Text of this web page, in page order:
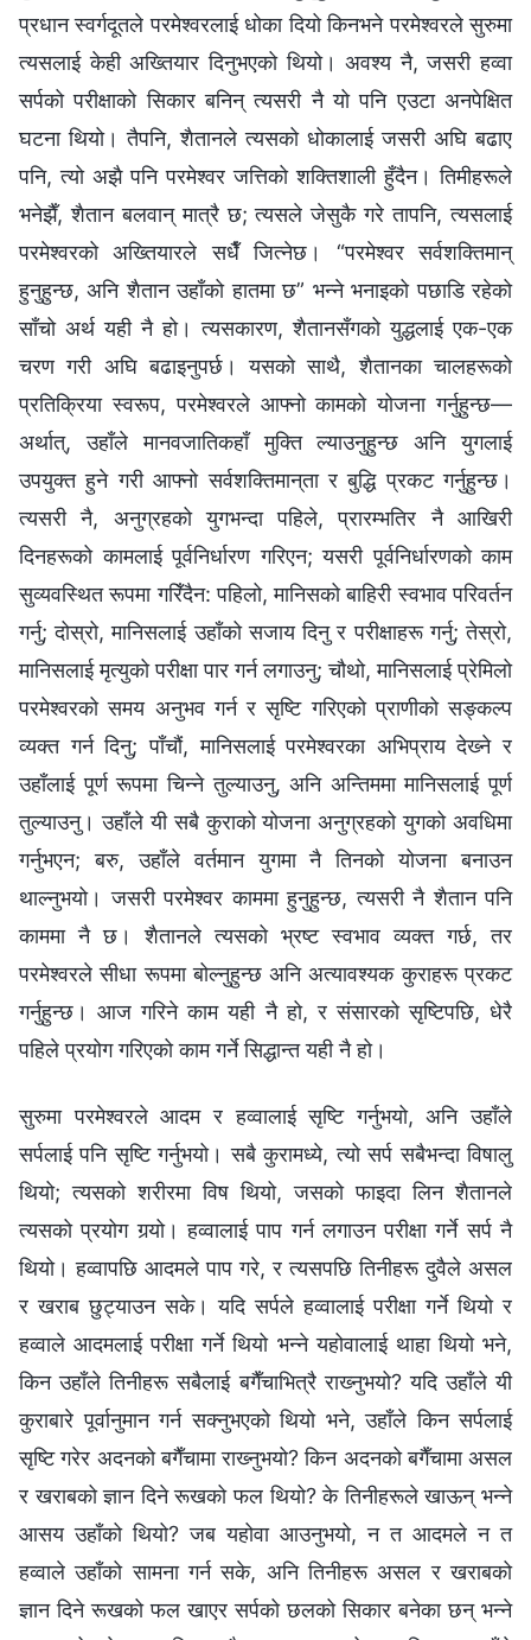
प्रधान स्‍वर्गदूतले परमेश्‍वरलाई धोका दियो किनभने परमेश्‍वरले सुरुमा
त्यसलाई केही अख्तियार दिनुभएको थियो। अवश्य नै, जसरी हव्‍वा
सर्पको परीक्षाको सिकार बनिन् त्यसरी नै यो पनि एउटा अनपेक्षित
घटना थियो। तैपनि, शैतानले त्यसको धोकालाई जसरी अघि बढाए
पनि, त्यो अझै पनि परमेश्‍वर जत्तिको शक्तिशाली हुँदैन। तिमीहरूले
भनेझैँ, शैतान बलवान् मात्रै छ; त्यसले जेसुकै गरे तापनि, त्यसलाई
परमेश्‍वरको अख्तियारले सधैँ जित्‍नेछ। “परमेश्‍वर सर्वशक्तिमान्
हुनुहुन्छ, अनि शैतान उहाँको हातमा छ” भन्‍ने भनाइको पछाडि रहेको
साँचो अर्थ यही नै हो। त्यसकारण, शैतानसँगको युद्धलाई एक-एक
चरण गरी अघि बढाइनुपर्छ। यसको साथै, शैतानका चालहरूको
प्रतिक्रिया स्वरूप, परमेश्‍वरले आफ्‍नो कामको योजना गर्नुहुन्छ—
अर्थात्, उहाँले मानवजातिकहाँ मुक्ति ल्याउनुहुन्छ अनि युगलाई
उपयुक्त हुने गरी आफ्नो सर्वशक्तिमान्‌ता र बुद्धि प्रकट गर्नुहुन्छ।
त्यसरी नै, अनुग्रहको युगभन्दा पहिले, प्रारम्‍भतिर नै आखिरी
दिनहरूको कामलाई पूर्वनिर्धारण गरिएन; यसरी पूर्वनिर्धारणको काम
सुव्यवस्थित रूपमा गरिँदैन: पहिलो, मानिसको बाहिरी स्वभाव परिवर्तन
गर्नु; दोस्रो, मानिसलाई उहाँको सजाय दिनु र परीक्षाहरू गर्नु; तेस्रो,
मानिसलाई मृत्युको परीक्षा पार गर्न लगाउनु; चौथो, मानिसलाई प्रेमिलो
परमेश्‍वरको समय अनुभव गर्न र सृष्टि गरिएको प्राणीको सङ्कल्प
व्यक्त गर्न दिनु; पाँचौं, मानिसलाई परमेश्‍वरका अभिप्राय देख्‍ने र
उहाँलाई पूर्ण रूपमा चिन्‍ने तुल्याउनु, अनि अन्तिममा मानिसलाई पूर्ण
तुल्याउनु। उहाँले यी सबै कुराको योजना अनुग्रहको युगको अवधिमा
गर्नुभएन; बरु, उहाँले वर्तमान युगमा नै तिनको योजना बनाउन
थाल्‍नुभयो। जसरी परमेश्‍वर काममा हुनुहुन्छ, त्यसरी नै शैतान पनि
काममा नै छ। शैतानले त्यसको भ्रष्ट स्वभाव व्यक्त गर्छ, तर
परमेश्‍वरले सीधा रूपमा बोल्‍नुहुन्छ अनि अत्यावश्यक कुराहरू प्रकट
गर्नुहुन्छ। आज गरिने काम यही नै हो, र संसारको सृष्टिपछि, धेरै
पहिले प्रयोग गरिएको काम गर्ने सिद्धान्त यही नै हो।
सुरुमा परमेश्‍वरले आदम र हव्‍वालाई सृष्टि गर्नुभयो, अनि उहाँले
सर्पलाई पनि सृष्टि गर्नुभयो। सबै कुरामध्ये, त्यो सर्प सबैभन्दा विषालु
थियो; त्यसको शरीरमा विष थियो, जसको फाइदा लिन शैतानले
त्यसको प्रयोग गर्‍यो। हव्‍वालाई पाप गर्न लगाउन परीक्षा गर्ने सर्प नै
थियो। हव्‍वापछि आदमले पाप गरे, र त्यसपछि तिनीहरू दुवैले असल
र खराब छुट्याउन सके। यदि सर्पले हव्‍वालाई परीक्षा गर्ने थियो र
हव्‍वाले आदमलाई परीक्षा गर्ने थियो भन्‍ने यहोवालाई थाहा थियो भने,
किन उहाँले तिनीहरू सबैलाई बगैँचाभित्रै राख्‍नुभयो? यदि उहाँले यी
कुराबारे पूर्वानुमान गर्न सक्‍नुभएको थियो भने, उहाँले किन सर्पलाई
सृष्टि गरेर अदनको बगैँचामा राख्‍नुभयो? किन अदनको बगैँचामा असल
र खराबको ज्ञान दिने रूखको फल थियो? के तिनीहरूले खाऊन् भन्‍ने
आसय उहाँको थियो? जब यहोवा आउनुभयो, न त आदमले न त
हव्‍वाले उहाँको सामना गर्न सके, अनि तिनीहरू असल र खराबको
ज्ञान दिने रूखको फल खाएर सर्पको छलको सिकार बनेका छन् भन्‍ने